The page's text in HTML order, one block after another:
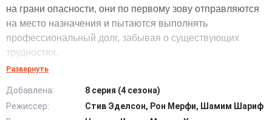
на грани опасности, они по первому зову отправляются
на место назначения и пытаются выполнять
профессиональный долг, забывая о существующих
трудностях.
опасности, для начала профессионалам приходится
добираться до места назначения, а потом уже вступать в
Развернуть
Добавлена:
8 серия (4 сезона)
Режиссер:
Стив Эделсон, Рон Мерфи, Шамим Шариф